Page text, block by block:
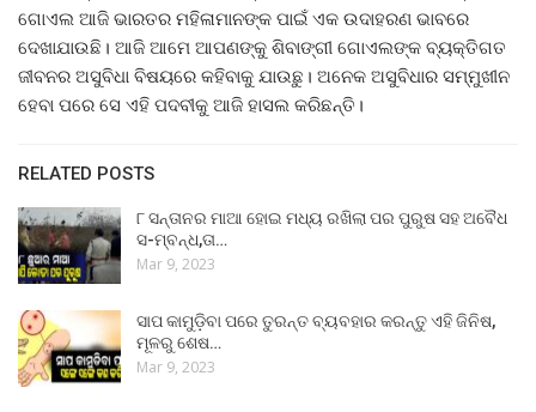
ଗୋଏଲ ଆଜି ଭାରତର ମହିଳାମାନଙ୍କ ପାଇଁ ଏକ ଉଦାହରଣ ଭାବରେ
ଦେଖାଯାଉଛି। ଆଜି ଆମେ ଆପଣଙ୍କୁ ଶିବାଙ୍ଗୀ ଗୋଏଲଙ୍କ ବ୍ୟକ୍ତିଗତ
ଜୀବନର ଅସୁବିଧା ବିଷୟରେ କହିବାକୁ ଯାଉଛୁ। ଅନେକ ଅସୁବିଧାର ସମ୍ମୁଖୀନ
ହେବା ପରେ ସେ ଏହି ପଦବୀକୁ ଆଜି ହାସଲ କରିଛନ୍ତି।
RELATED POSTS
୮ ସନ୍ତାନର ମାଆ ହୋଇ ମଧ୍ୟ ରଖିଲା ପର ପୁରୁଷ ସହ ଅବୈଧ
ସ-ମ୍ବନ୍ଧ,ତା…
Mar 9, 2023
ସାପ କାମୁଡ଼ିବା ପରେ ତୁରନ୍ତ ବ୍ୟବହାର କରନ୍ତୁ ଏହି ଜିନିଷ,
ମୂଳରୁ ଶେଷ…
Mar 9, 2023